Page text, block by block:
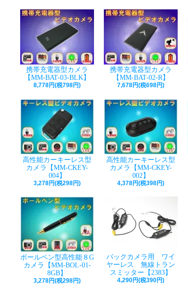
携帯充電器型カメラ
【MM-BAT-03-BLK】
8,778円(税798円)
携帯充電器型カメラ
【MM-BAT-02-R】
7,678円(税698円)
高性能カーキーレス型
カメラ【MM-CKEY-
004】
3,278円(税298円)
高性能カーキーレス型
カメラ【MM-CKEY-
002】
4,378円(税398円)
ボールペン型高性能８G
カメラ【MM-BOL-01-
8GB】
3,278円(税298円)
バックカメラ用 ワイ
ヤーレス 無線トラン
スミッター【2383】
4,290円(税390円)